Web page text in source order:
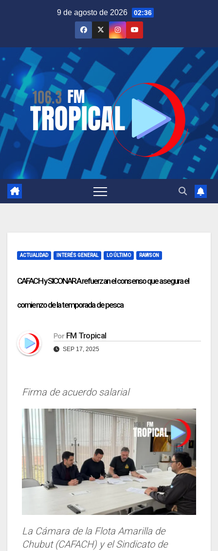
9 de agosto de 2026 02:36
ACTUALIDAD INTERÉS GENERAL LO ÚLTIMO RAWSON
CAFACH y SICONARA refuerzan el consenso que asegura el
comienzo de la temporada de pesca
Por FM Tropical
SEP 17, 2025
Firma de acuerdo salarial
La Cámara de la Flota Amarilla de
Chubut (CAFACH) y el Sindicato de